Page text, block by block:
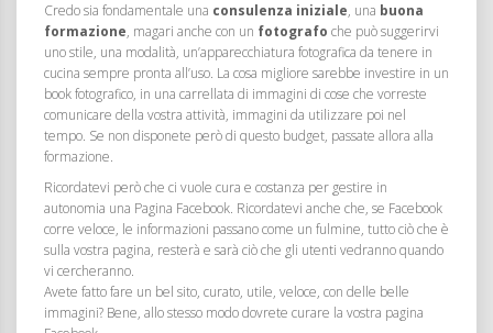
Credo sia fondamentale una consulenza iniziale, una buona
formazione, magari anche con un fotografo che può suggerirvi
uno stile, una modalità, un’apparecchiatura fotografica da tenere in
cucina sempre pronta all’uso. La cosa migliore sarebbe investire in un
book fotografico, in una carrellata di immagini di cose che vorreste
comunicare della vostra attività, immagini da utilizzare poi nel
tempo. Se non disponete però di questo budget, passate allora alla
formazione.
Ricordatevi però che ci vuole cura e costanza per gestire in
autonomia una Pagina Facebook. Ricordatevi anche che, se Facebook
corre veloce, le informazioni passano come un fulmine, tutto ciò che è
sulla vostra pagina, resterà e sarà ciò che gli utenti vedranno quando
vi cercheranno.
Avete fatto fare un bel sito, curato, utile, veloce, con delle belle
immagini? Bene, allo stesso modo dovrete curare la vostra pagina